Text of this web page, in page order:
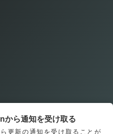
から通知を受け取る
更新の通知を受け取ることが